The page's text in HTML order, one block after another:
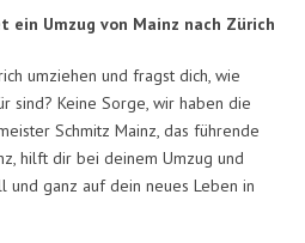
ein Umzug von Mainz nach Zürich
umziehen und fragst dich, wie
sind? Keine Sorge, wir haben die
Schmitz Mainz, das führende
hilft dir bei deinem Umzug und
und ganz auf dein neues Leben in